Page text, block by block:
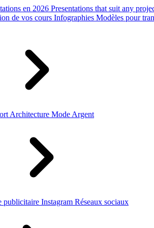
en 2026 Presentations that suit any
de vos cours Infographies Modèles pour
Architecture Mode Argent
publicitaire Instagram Réseaux sociaux